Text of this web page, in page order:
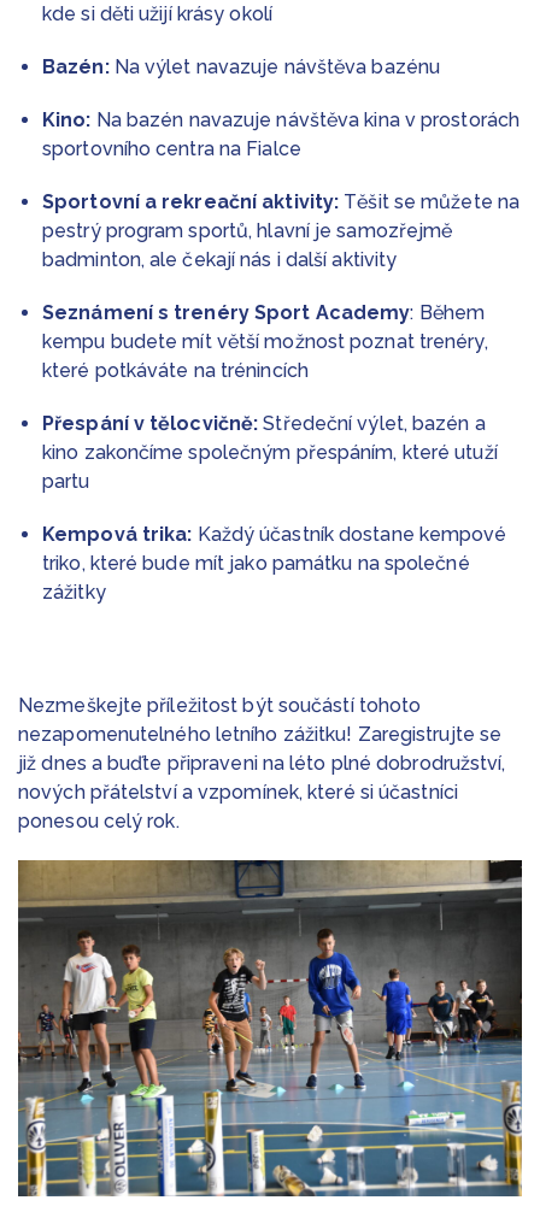
kde si děti užijí krásy okolí
Bazén: Na výlet navazuje návštěva bazénu
Kino: Na bazén navazuje návštěva kina v prostorách
sportovního centra na Fialce
Sportovní a rekreační aktivity: Těšit se můžete na
pestrý program sportů, hlavní je samozřejmě
badminton, ale čekají nás i další aktivity
Seznámení s trenéry Sport Academy: Během
kempu budete mít větší možnost poznat trenéry,
které potkáváte na trénincích
Přespání v tělocvičně:Středeční výlet, bazén a
kino zakončíme společným přespáním, které utuží
partu
Kempová trika: Každý účastník dostane kempové
triko, které bude mít jako památku na společné
zážitky
Nezmeškejte příležitost být součástí tohoto
nezapomenutelného letního zážitku! Zaregistrujte se
již dnes a buďte připraveni na léto plné dobrodružství,
nových přátelství a vzpomínek, které si účastníci
ponesou celý rok.